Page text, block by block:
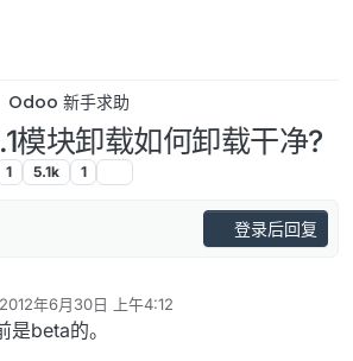
Odoo 新手求助
模块卸载如何卸载干净?
1 5.1k 1
登录后回复
2012年6月30日 上午4:12
辑
beta的。